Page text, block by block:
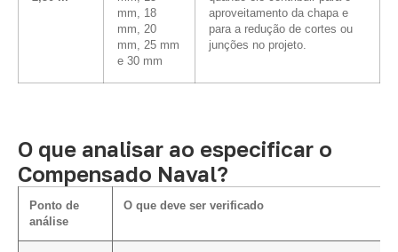
mm, 18
mm, 20
mm, 25 mm
e 30 mm
aproveitamento da chapa e
para a redução de cortes ou
junções no projeto.
O que analisar ao especificar o
Compensado Naval?
Ponto de
análise
O que deve ser verificado